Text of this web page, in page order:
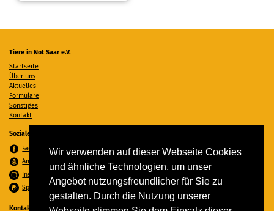
Wir verwenden auf dieser Webseite Cookies
und ähnliche Technologien, um unser
Angebot nutzungsfreundlicher für Sie zu
gestalten. Durch die Nutzung unserer
Tiere in Not Saar e.V.
Startseite
Über uns
Aktuelles
Formulare
Sonstiges
Kontakt
Soziale Medien
Facebook
Amazon Wunschzettel
Instagram
Spenden per PayPal
Kontakt